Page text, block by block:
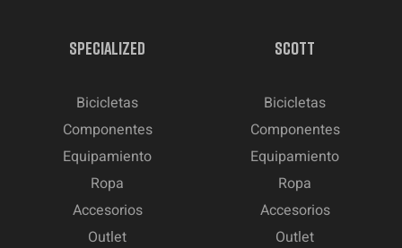
SPECIALIZED
Bicicletas
Componentes
Equipamiento
Ropa
Accesorios
Outlet
SCOTT
Bicicletas
Componentes
Equipamiento
Ropa
Accesorios
Outlet